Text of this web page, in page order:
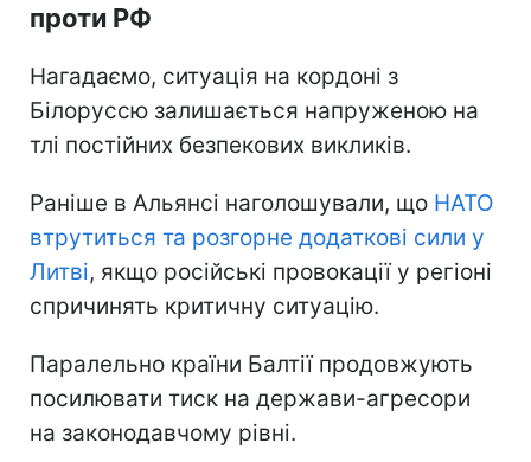
проти РФ
Нагадаємо, ситуація на кордоні з
Білоруссю залишається напруженою на
тлі постійних безпекових викликів.
Раніше в Альянсі наголошували, що НАТО
втрутиться та розгорне додаткові сили у
Литві, якщо російські провокації у регіоні
спричинять критичну ситуацію.
Паралельно країни Балтії продовжують
посилювати тиск на держави-агресори
на законодавчому рівні.